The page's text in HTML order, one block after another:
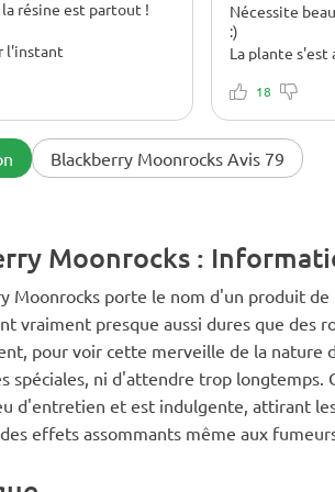
la résine est partout !
l'instant
faire tremper les
croissance a été un
15 semaines au total.
sentent comme
et voir, mais pas
Nécessite
:)
La plante s'est
ma première
croissance
de l'étêter trois
temps et j'ai
ami d'arroser
devenu si fou
nouvelles
masse verte
peu et j'ai
végétation a
presque 3
que j'ai
plus grande !
Blackberry
18
Blackberry Moonrocks Avis 79
Moonrocks :
Moonrocks porte le nom d'un produit
vraiment presque aussi dures que des
pour voir cette merveille de la nature
spéciales, ni d'attendre trop longtemps.
d'entretien et est indulgente, attirant
effets assommants même aux